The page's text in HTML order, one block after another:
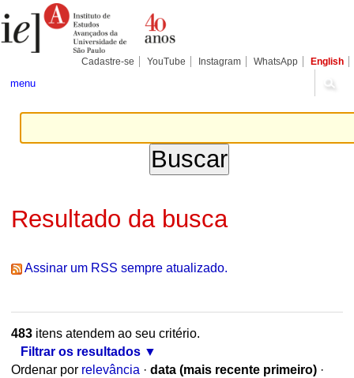
para
conteúdo.
Pessoais
Cadastre-se YouTube Instagram WhatsApp English
menu
Resultado da busca
Assinar um RSS sempre atualizado.
483itens atendem ao seu critério.
Filtrar os resultados
Ordenar por relevância · data (mais recente primeiro) ·